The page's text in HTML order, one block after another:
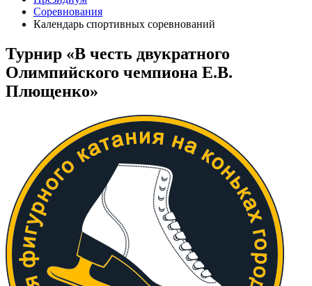
Соревнования
Календарь спортивных соревнований
Турнир «В честь двукратного
Олимпийского чемпиона Е.В.
Плющенко»